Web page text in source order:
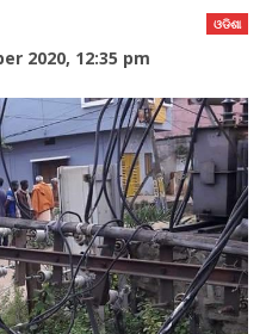
ଓଡିଶା
2020, 12:35 pm